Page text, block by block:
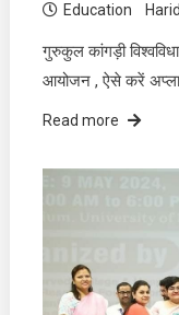
Education
गुरुकुल कांगड़ी
आयोजन , ऐसे करें
Read more